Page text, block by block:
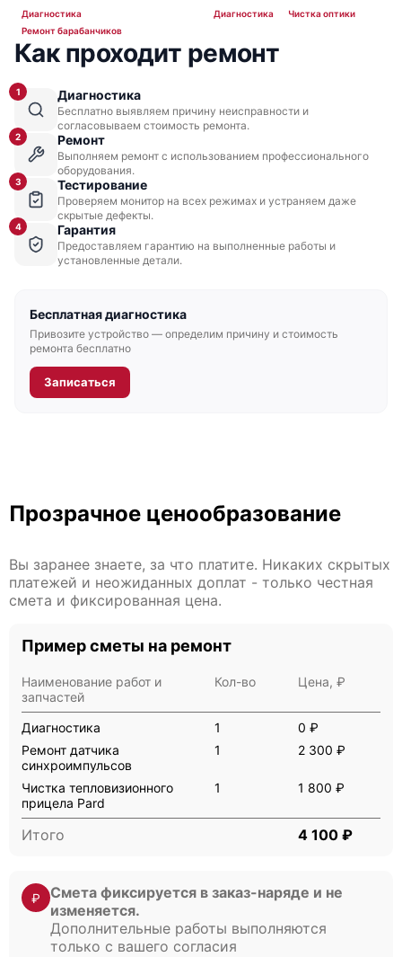
Диагностика
Ремонт барабанчиков
Диагностика Чистка оптики
Как проходит ремонт
1 Диагностика
Бесплатно выявляем причину неисправности и
согласовываем стоимость ремонта.
2 Ремонт
Выполняем ремонт с использованием профессионального
оборудования.
3 Тестирование
Проверяем монитор на всех режимах и устраняем даже
скрытые дефекты.
4 Гарантия
Предоставляем гарантию на выполненные работы и
установленные детали.
Бесплатная диагностика
Привозите устройство — определим причину и стоимость
ремонта бесплатно
Записаться
Прозрачное ценообразование
Вы заранее знаете, за что платите. Никаких скрытых
платежей и неожиданных доплат - только честная
смета и фиксированная цена.
Пример сметы на ремонт
Наименование работ и
запчастей
Кол-во Цена, ₽
Диагностика 1
0 ₽
Ремонт датчика
синхроимпульсов
1 2 300 ₽
Чистка тепловизионного
прицела Pard
1 1 800 ₽
Итого 4 100 ₽
₽
Смета фиксируется в заказ-наряде и не
изменяется.
Дополнительные работы выполняются
только с вашего согласия